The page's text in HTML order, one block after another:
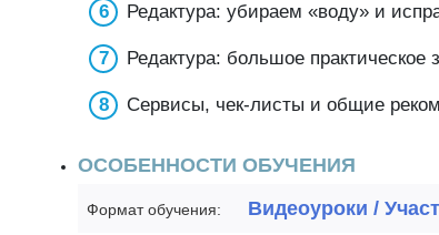
Редактура: убираем «воду» и
Редактура: большое практическое
Сервисы, чек-листы и общие
ОСОБЕННОСТИ ОБУЧЕНИЯ
Формат обучения: Видеоуроки /